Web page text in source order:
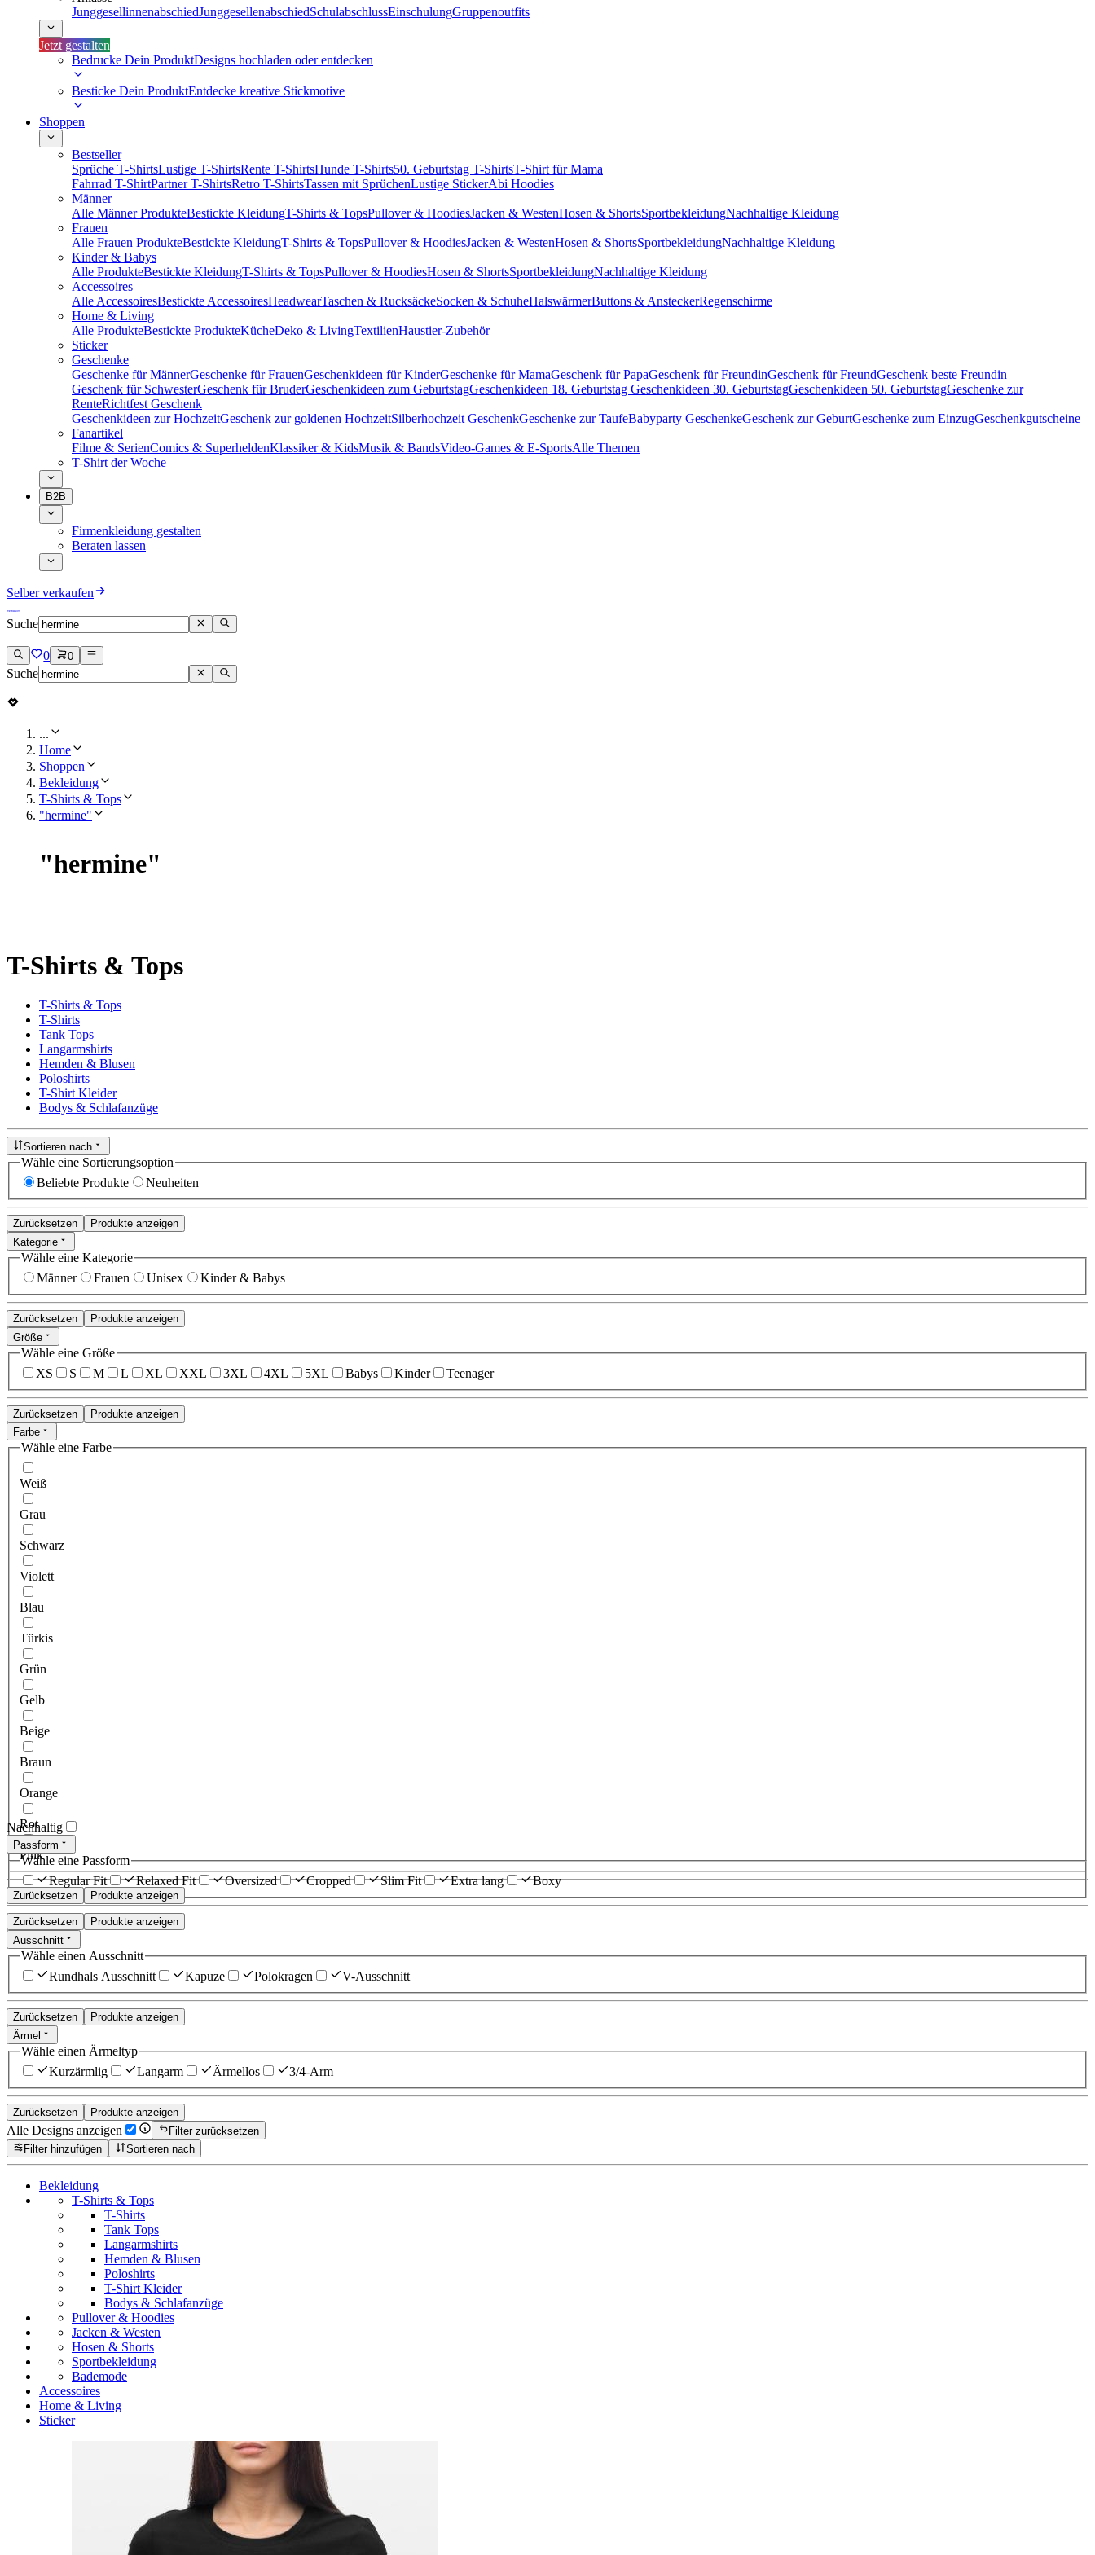
JunggesellinnenabschiedJunggesellenabschiedSchulabschlussEinschulungGruppenoutfits
Jetzt gestalten
Bedrucke Dein ProduktDesigns hochladen oder entdecken
Besticke Dein ProduktEntdecke kreative Stickmotive
Shoppen
Bestseller
Sprüche T-ShirtsLustige T-ShirtsRente T-ShirtsHunde T-Shirts50. Geburtstag T-ShirtsT-Shirt für Mama
Fahrrad T-ShirtPartner T-ShirtsRetro T-ShirtsTassen mit SprüchenLustige StickerAbi Hoodies
Männer
Alle Männer ProdukteBestickte KleidungT-Shirts & TopsPullover & HoodiesJacken & WestenHosen & ShortsSportbekleidungNachhaltige Kleidung
Frauen
Alle Frauen ProdukteBestickte KleidungT-Shirts & TopsPullover & HoodiesJacken & WestenHosen & ShortsSportbekleidungNachhaltige Kleidung
Kinder & Babys
Alle ProdukteBestickte KleidungT-Shirts & TopsPullover & HoodiesHosen & ShortsSportbekleidungNachhaltige Kleidung
Accessoires
Alle AccessoiresBestickte AccessoiresHeadwearTaschen & RucksäckeSocken & SchuheHalswärmerButtons & AnsteckerRegenschirme
Home & Living
Alle ProdukteBestickte ProdukteKücheDeko & LivingTextilienHaustier-Zubehör
Sticker
Geschenke
Geschenke für MännerGeschenke für FrauenGeschenkideen für KinderGeschenke für MamaGeschenk für PapaGeschenk für FreundinGeschenk für FreundGeschenk beste Freundin
Geschenk für SchwesterGeschenk für BruderGeschenkideen zum GeburtstagGeschenkideen 18. Geburtstag Geschenkideen 30. GeburtstagGeschenkideen 50. GeburtstagGeschenke zur
RenteRichtfest Geschenk
Geschenkideen zur HochzeitGeschenk zur goldenen HochzeitSilberhochzeit GeschenkGeschenke zur TaufeBabyparty GeschenkeGeschenk zur GeburtGeschenke zum EinzugGeschenkgutscheine
Fanartikel
Filme & SerienComics & SuperheldenKlassiker & KidsMusik & BandsVideo-Games & E-SportsAlle Themen
T-Shirt der Woche
B2B
Firmenkleidung gestalten
Beraten lassen
Selber verkaufen
Suche
0 0
Suche
...
Home
Shoppen
Bekleidung
T-Shirts & Tops
"hermine"
"hermine"
T-Shirts & Tops
T-Shirts & Tops
T-Shirts
Tank Tops
Langarmshirts
Hemden & Blusen
Poloshirts
T-Shirt Kleider
Bodys & Schlafanzüge
Sortieren nach
Wähle eine Sortierungsoption
Beliebte Produkte
Neuheiten
Zurücksetzen
Produkte anzeigen
Kategorie
Wähle eine Kategorie
Männer
Frauen Unisex Kinder & Babys
Zurücksetzen
Produkte anzeigen
Größe
Wähle eine Größe
XS
S M L XL XXL 3XL 4XL 5XL Babys Kinder Teenager
Zurücksetzen
Produkte anzeigen
Farbe
Wähle eine Farbe
Weiß
Grau
Schwarz
Violett
Blau
Türkis
Grün
Gelb
Beige
Braun
Orange
Rot
Pink
Zurücksetzen Produkte anzeigen
Nachhaltig
Passform
Wähle eine Passform
Regular Fit
Relaxed Fit Oversized Cropped Slim Fit Extra lang Boxy
Zurücksetzen
Produkte anzeigen
Ausschnitt
Wähle einen Ausschnitt
Rundhals Ausschnitt
Kapuze Polokragen V-Ausschnitt
Zurücksetzen
Produkte anzeigen
Ärmel
Wähle einen Ärmeltyp
Kurzärmlig
Langarm Ärmellos 3/4-Arm
Zurücksetzen Produkte anzeigen
Alle Designs anzeigen
Filter zurücksetzen
Filter hinzufügen
Sortieren nach
Bekleidung
T-Shirts & Tops
T-Shirts
Tank Tops
Langarmshirts
Hemden & Blusen
Poloshirts
T-Shirt Kleider
Bodys & Schlafanzüge
Pullover & Hoodies
Jacken & Westen
Hosen & Shorts
Sportbekleidung
Bademode
Accessoires
Home & Living
Sticker